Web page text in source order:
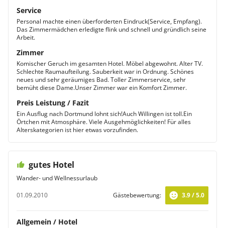
Service
Personal machte einen überforderten Eindruck(Service, Empfang).
Das Zimmermädchen erledigte flink und schnell und gründlich seine
Arbeit.
Zimmer
Komischer Geruch im gesamten Hotel. Möbel abgewohnt. Alter TV.
Schlechte Raumaufteilung. Sauberkeit war in Ordnung. Schönes
neues und sehr geräumiges Bad. Toller Zimmerservice, sehr
bemüht diese Dame.Unser Zimmer war ein Komfort Zimmer.
Preis Leistung / Fazit
Ein Ausflug nach Dortmund lohnt sich!Auch Willingen ist toll.Ein
Örtchen mit Atmosphäre. Viele Ausgehmöglichkeiten! Für alles
Alterskategorien ist hier etwas vorzufinden.
gutes Hotel
Wander- und Wellnessurlaub
01.09.2010
Gästebewertung: 3.9 / 5.0
Allgemein / Hotel